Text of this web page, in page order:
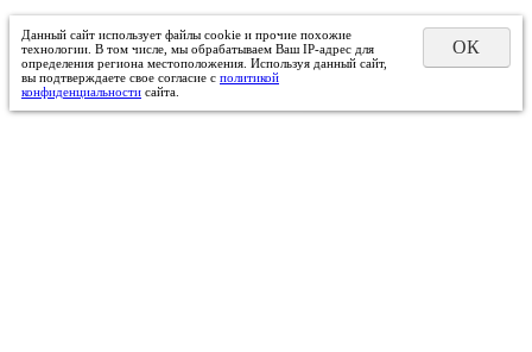
Данный сайт использует файлы cookie и прочие похожие
технологии. В том числе, мы обрабатываем Ваш IP-адрес для
определения региона местоположения. Используя данный сайт,
вы подтверждаете свое согласие с политикой
конфиденциальности сайта.
ОК